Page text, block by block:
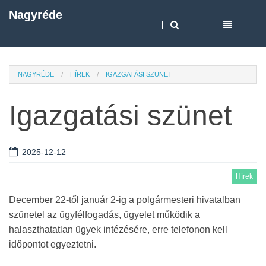
Nagyréde
NAGYRÉDE HÍREK IGAZGATÁSI SZÜNET
Igazgatási szünet
2025-12-12
Hírek
December 22-től január 2-ig a polgármesteri hivatalban
szünetel az ügyfélfogadás, ügyelet működik a
halaszthatatlan ügyek intézésére, erre telefonon kell
időpontot egyeztetni.